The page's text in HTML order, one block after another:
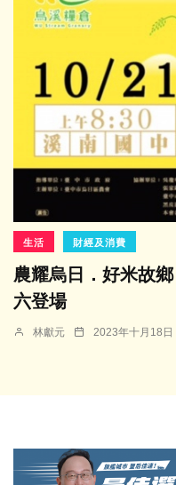
生活 財經及消費
農耀烏日．好米故
六登場
林獻元 2023年十月18日